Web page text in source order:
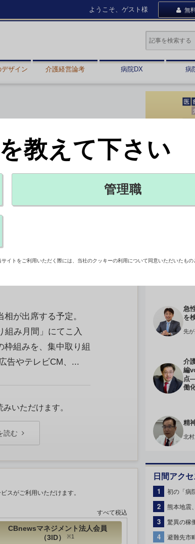
ようこそ、ゲスト様 無
ザイン 介護経営論考 病院DX 病
用を促進するため、
日本健康会議」は、
【兼松昭夫】
が出席する予定。
み月間」にてこ入
枠組みを、集中取り組
告やテレビCM、...
いただけます。
読む
スがご利用いただけます。
すべて税込
CBnewsマネジメント法人会員
（3ID）
※1
身
デ
介
誠
え
急
を
先
介
編
点
働
精
北
日間アク
1 初の「病
2 熊本地震
3 驚異の稼
4 避難先市
教えて下さい
管理職
トをご利用いただく際には、当社のクッキーの利用について同意いただいたもの